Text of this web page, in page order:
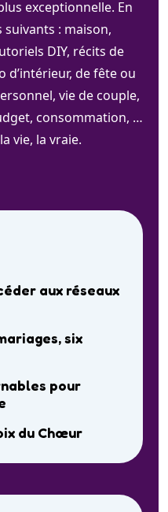
exceptionnelle. En
: maison,
DIY, récits de
d’intérieur, de fête ou
vie de couple,
consommation, …
vie, la vraie.
aux réseaux
six
pour
du Chœur